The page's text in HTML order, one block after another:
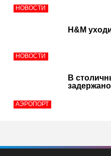
НОВОСТИ
НОВОСТИ
H&M
АЭРОПОРТ
В